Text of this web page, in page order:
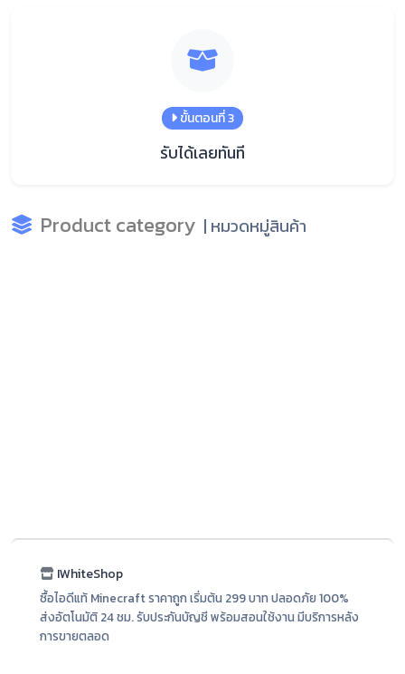
ขั้นตอนที่ 3
รับได้เลยทันที
Product category | หมวดหมู่สินค้า
IWhiteShop
ซื้อไอดีแท้ Minecraft ราคาถูก เริ่มต้น 299 บาท ปลอดภัย 100%
ส่งอัตโนมัติ 24 ชม. รับประกันบัญชี พร้อมสอนใช้งาน มีบริการหลัง
การขายตลอด